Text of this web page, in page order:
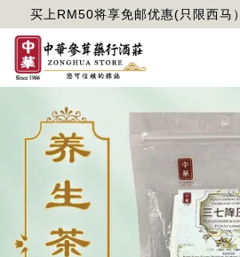
买上RM50将享免邮优惠(只限西马）